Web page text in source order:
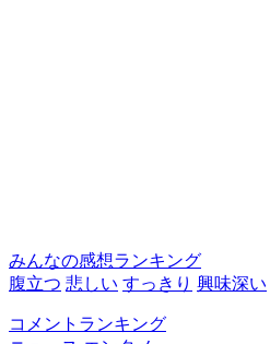
みんなの感想ランキング
腹立つ 悲しい すっきり 興味深い
コメントランキング